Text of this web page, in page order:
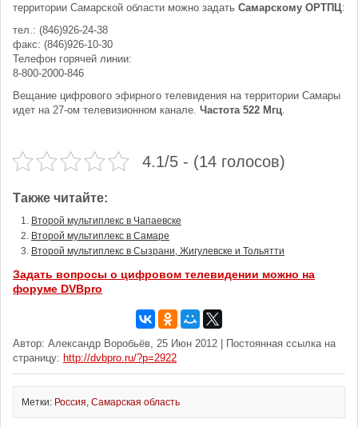
территории Самарской области можно задать Самарскому ОРТПЦ:
тел.: (846)926-24-38
факс: (846)926-10-30
Телефон горячей линии:
8-800-2000-846
Вещание цифрового эфирного телевидения на территории Самары
идет на 27-ом телевизионном канале. Частота 522 Мгц.
4.1/5 - (14 голосов)
Также читайте:
Второй мультиплекс в Чапаевске
Второй мультиплекс в Самаре
Второй мультиплекс в Сызрани, Жигулевске и Тольятти
Задать вопросы о цифровом телевидении можно на
форуме DVBpro
Автор: Александр Воробьёв, 25 Июн 2012 | Постоянная ссылка на
страницу: http://dvbpro.ru/?p=2922
Метки: Россия, Самарская область